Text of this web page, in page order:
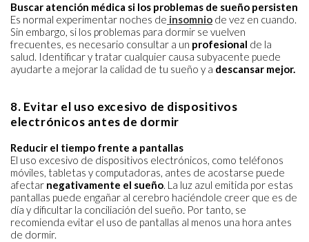
Buscar atención médica si los problemas de sueño persisten
Es normal experimentar noches de insomnio de vez en cuando.
Sin embargo, si los problemas para dormir se vuelven
frecuentes, es necesario consultar a un profesional de la
salud. Identificar y tratar cualquier causa subyacente puede
ayudarte a mejorar la calidad de tu sueño y a descansar mejor.
8. Evitar el uso excesivo de dispositivos
electrónicos antes de dormir
Reducir el tiempo frente a pantallas
El uso excesivo de dispositivos electrónicos, como teléfonos
móviles, tabletas y computadoras, antes de acostarse puede
afectar negativamente el sueño. La luz azul emitida por estas
pantallas puede engañar al cerebro haciéndole creer que es de
día y dificultar la conciliación del sueño. Por tanto, se
recomienda evitar el uso de pantallas al menos una hora antes
de dormir.